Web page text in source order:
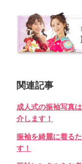
関連記事
成人式の振袖写真
介します！
振袖を綺麗に着る
す！